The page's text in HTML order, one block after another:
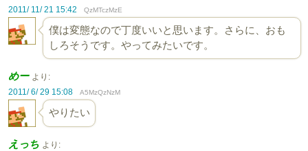
2011/ 11/ 21 15:42
QzMTczMzE
僕は変態なので丁度いいと思います。さらに、おも
しろそうです。やってみたいです。
めー より:
2011/ 6/ 29 15:08
A5MzQzNzM
やりたい
えっち より: